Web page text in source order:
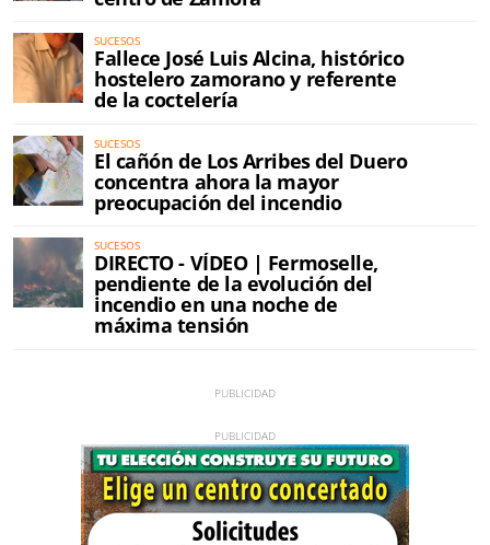
SUCESOS
Fallece José Luis Alcina, histórico
hostelero zamorano y referente
de la coctelería
SUCESOS
El cañón de Los Arribes del Duero
concentra ahora la mayor
preocupación del incendio
SUCESOS
DIRECTO - VÍDEO | Fermoselle,
pendiente de la evolución del
incendio en una noche de
máxima tensión